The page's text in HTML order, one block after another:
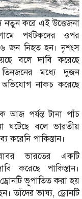
নতুন করে এই উত্তেজনা
পর্যটকদের ওপর
জন নিহত হন। নৃশংস
বলে দাবি করেছে
তিনজনের মধ্যে দুজন
অভিযোগ নাকচ করেছে
আজ পর্যন্ত টানা পাঁচ
ঘটেছে বলে ভারতীয়
করেনি পাকিস্তান।
ভারতের একটি
করেছে পাকিস্তান।
ড্রোনটি ভূপাতিত করা হয়
তাঁদের ভাষ্য, ড্রোনটি